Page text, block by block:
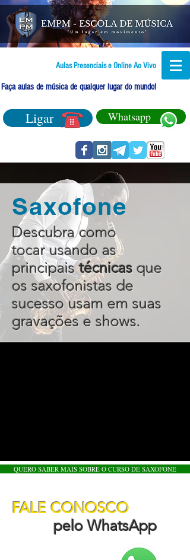
Aulas Presenciais e Online Ao Vivo
Faça aulas de música de qualquer lugar do mundo!
Ligar Whatsapp
Saxofone
Descubra como
tocar usando as
principaistécnicas que
os saxofonistas de
sucesso usam em suas
gravações e shows.
QUERO SABER MAIS SOBRE O CURSO DE SAXOFONE
FALE CONOSCO
pelo WhatsApp